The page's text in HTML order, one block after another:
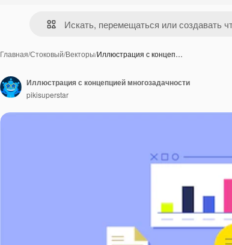
Главная/Стоковый/Векторы/Иллюстрация с концеп…
Иллюстрация с концепцией многозадачности
pikisuperstar